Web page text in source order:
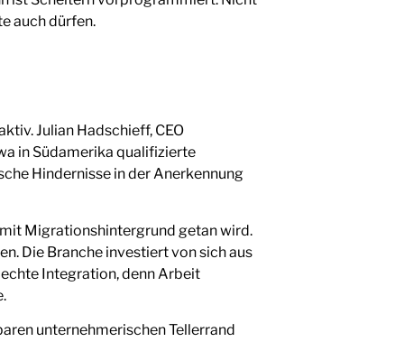
auch dürfen.
Julian Hadschieff, CEO
in Südamerika qualifizierte
Hindernisse in der Anerkennung
Migrationshintergrund getan wird.
Die Branche investiert von sich aus
Integration, denn Arbeit
unternehmerischen Tellerrand